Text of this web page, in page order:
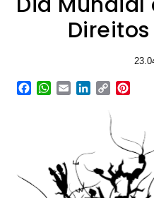
Facebook
WhatsApp
EmailLinkedIn
Copy